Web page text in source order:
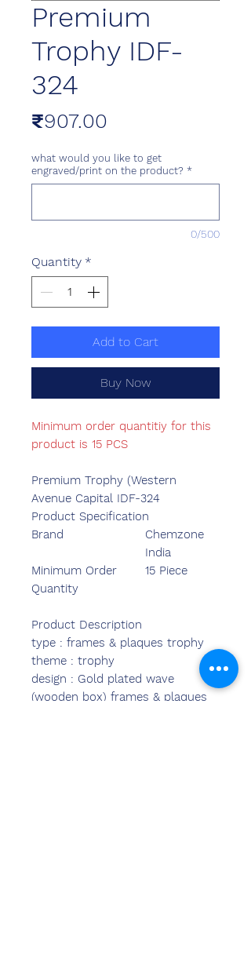
Premium
Trophy IDF-
324
₹907.00
what would you like to get
engraved/print on the product? *
0/500
Quantity *
Add to Cart
Buy Now
Minimum order quantitiy for this
product is 15 PCS
Premium Trophy (Western
Avenue Capital IDF-324
Product Specification
Brand
Chemzone
India
Minimum Order
Quantity
15 Piece
Product Description
type : frames & plaques trophy
theme : trophy
design : Gold plated wave
(wooden box) frames & plaques